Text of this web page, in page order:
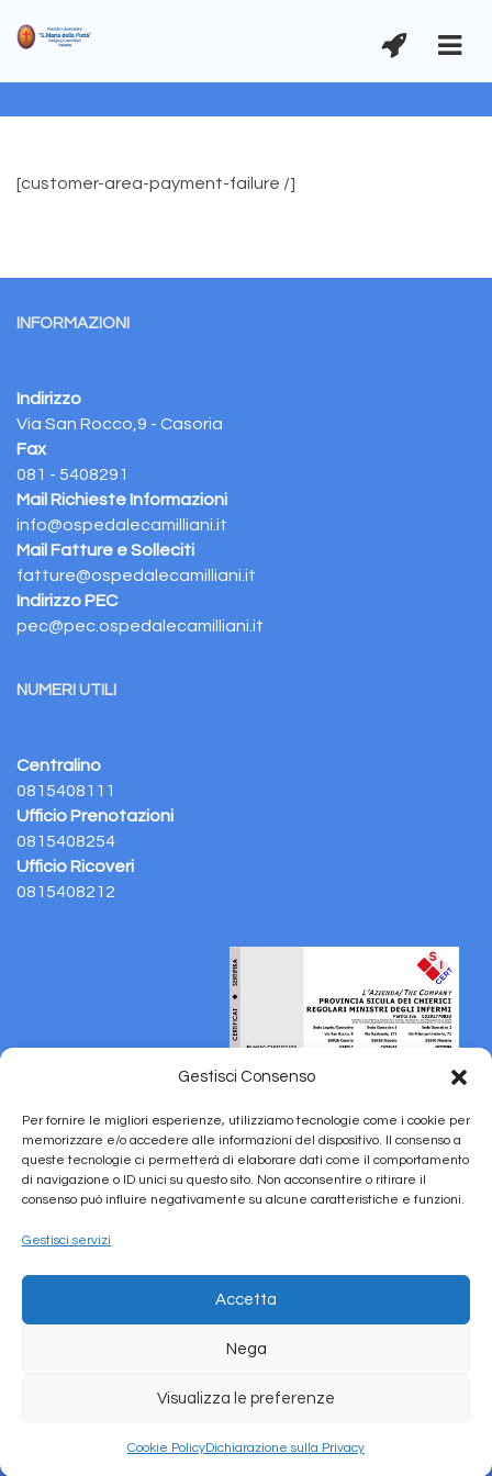
Gestisci Consenso
Per fornire le migliori esperienze, utilizziamo tecnologie come i cookie per
memorizzare e/o accedere alle informazioni del dispositivo. Il consenso a
queste tecnologie ci permetterà di elaborare dati come il comportamento
di navigazione o ID unici su questo sito. Non acconsentire o ritirare il
consenso può influire negativamente su alcune caratteristiche e funzioni.
Gestisci servizi
Accetta
Nega
Visualizza le preferenze
Cookie PolicyDichiarazione sulla Privacy
[customer-area-payment-failure /]
INFORMAZIONI
Indirizzo
Via San Rocco,9 - Casoria
Fax
081 - 5408291
Mail Richieste Informazioni
info@ospedalecamilliani.it
Mail Fatture e Solleciti
fatture@ospedalecamilliani.it
Indirizzo PEC
pec@pec.ospedalecamilliani.it
NUMERI UTILI
Centralino
0815408111
Ufficio Prenotazioni
0815408254
Ufficio Ricoveri
0815408212
Copyright © 2026 Ospedale S. Maria della Pietà
Privacy Policy Informative Privacy